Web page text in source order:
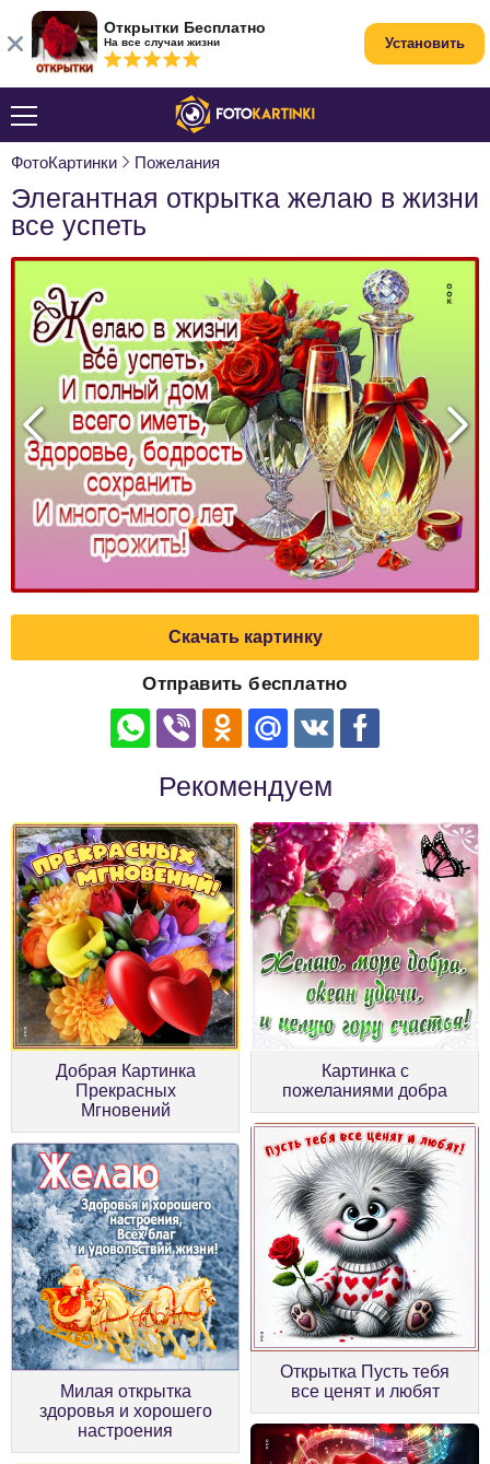
ФотоКартинки Пожелания
Элегантная открытка желаю в жизни
все успеть
Скачать картинку
Отправить бесплатно
Рекомендуем
Добрая Картинка
Прекрасных
Мгновений
Картинка с
пожеланиями добра
Милая открытка
здоровья и хорошего
настроения
Открытка Пусть тебя
все ценят и любят
Открытки Бесплатно
На все случаи жизни Установить